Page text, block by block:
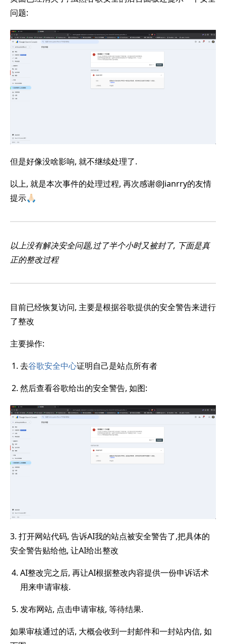
问题:
但是好像没啥影响, 就不继续处理了.
以上, 就是本次事件的处理过程, 再次感谢@Jianrry的友情
提示🙏🏻
以上没有解决安全问题,过了半个小时又被封了, 下面是真
正的整改过程
目前已经恢复访问, 主要是根据谷歌提供的安全警告来进行
了整改
主要操作:
去谷歌安全中心证明自己是站点所有者
然后查看谷歌给出的安全警告, 如图:
3. 打开网站代码, 告诉AI我的站点被安全警告了,把具体的
安全警告贴给他, 让AI给出整改
AI整改完之后, 再让AI根据整改内容提供一份申诉话术
用来申请审核.
发布网站, 点击申请审核, 等待结果.
如果审核通过的话, 大概会收到一封邮件和一封站内信, 如